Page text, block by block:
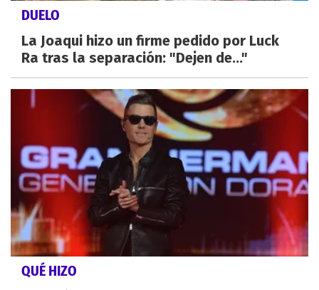
DUELO
La Joaqui hizo un firme pedido por Luck
Ra tras la separación: "Dejen de..."
QUÉ HIZO